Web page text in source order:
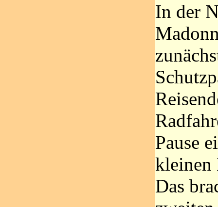
In der
Pause
kleinen
Das